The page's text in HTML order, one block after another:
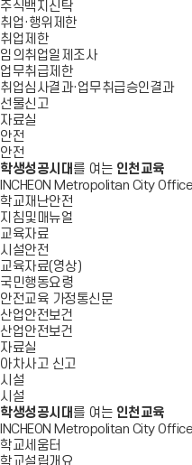
주식백지신탁
취업·행위제한
취업제한
임의취업일제조사
업무취급제한
취업심사결과·업무취급승인결과
선물신고
자료실
안전
안전
학생성공시대 를 여는 인천교육
INCHEON Metropolitan City
학교재난안전
지침및매뉴얼
교육자료
시설안전
교육자료(영상)
국민행동요령
안전교육 가정통신문
산업안전보건
산업안전보건
자료실
아차사고 신고
시설
시설
학생성공시대 를 여는 인천교육
INCHEON Metropolitan City
학교세움터
학교설립개요